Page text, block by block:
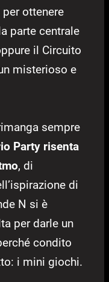
ottenere
parte centrale
il Circuito
misterioso e
sempre
Party risenta
, di
di
N si è
per darle un
condito
i mini giochi.